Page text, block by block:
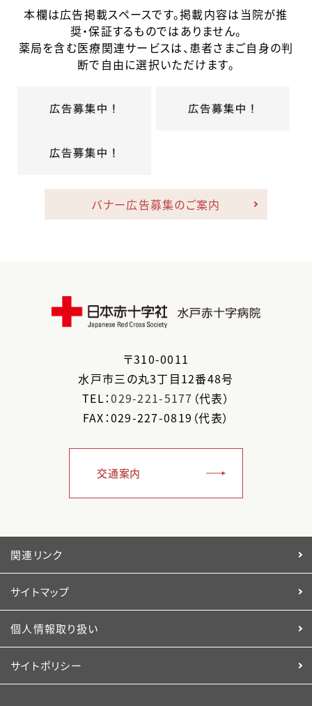
本欄は広告掲載スペースです。掲載内容は当院が推
奨・保証するものではありません。
薬局を含む医療関連サービスは、患者さまご自身の判
断で自由に選択いただけます。
バナー広告募集のご案内
〒310-0011
水戸市三の丸3丁目12番48号
TEL：029-221-5177 （代表）
FAX：029-227-0819（代表）
交通案内
関連リンク
サイトマップ
個人情報取り扱い
サイトポリシー